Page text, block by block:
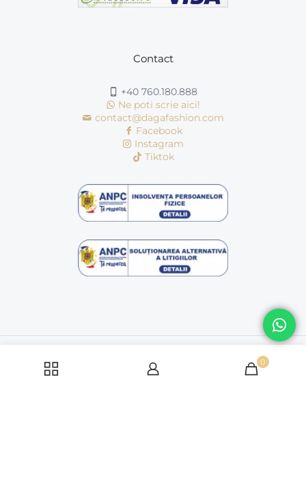
Contact
+40 760.180.888
Ne poti scrie aici!
contact@dagafashion.com
Facebook
Instagram
Tiktok
rezervate
0